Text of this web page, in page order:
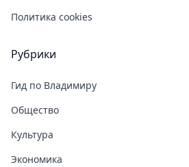
Политика cookies
Рубрики
Гид по Владимиру
Общество
Культура
Экономика